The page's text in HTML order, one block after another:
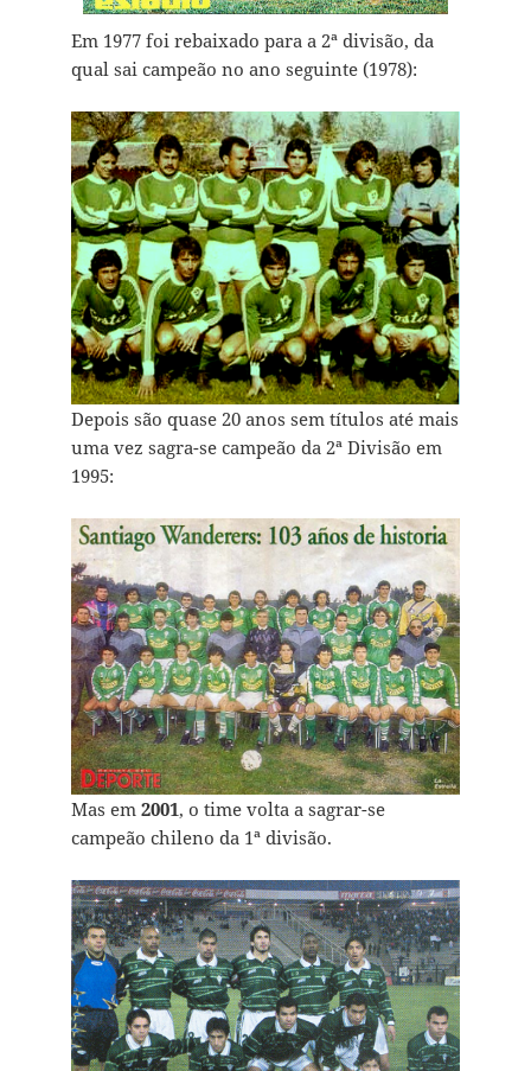
Em 1977 foi rebaixado para a 2ª divisão, da
qual sai campeão no ano seguinte (1978):
Depois são quase 20 anos sem títulos até mais
uma vez sagra-se campeão da 2ª Divisão em
1995:
Mas em 2001, o time volta a sagrar-se
campeão chileno da 1ª divisão.